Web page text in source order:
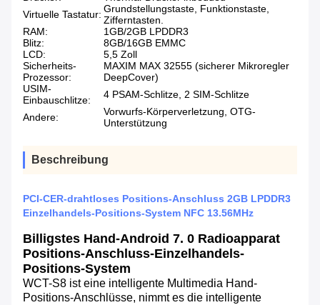
Virtuelle Tastatur: Grundstellungstaste, Funktionstaste,
Zifferntasten.
RAM:
1GB/2GB LPDDR3
Blitz:
8GB/16GB EMMC
LCD:
5,5 Zoll
Sicherheits-
Prozessor:
MAXIM MAX 32555 (sicherer Mikroregler
DeepCover)
USIM-
Einbauschlitze:
4 PSAM-Schlitze, 2 SIM-Schlitze
Andere:
Vorwurfs-Körperverletzung, OTG-
Unterstützung
Beschreibung
PCI-CER-drahtloses Positions-Anschluss 2GB LPDDR3
Einzelhandels-Positions-System NFC 13.56MHz
Billigstes Hand-Android 7. 0 Radioapparat
Positions-Anschluss-Einzelhandels-
Positions-System
WCT-S8 ist eine intelligente Multimedia Hand-
Positions-Anschlüsse, nimmt es die intelligente